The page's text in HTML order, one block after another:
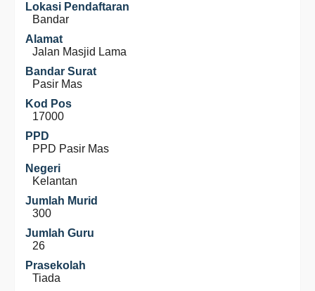
Lokasi Pendaftaran
Bandar
Alamat
Jalan Masjid Lama
Bandar Surat
Pasir Mas
Kod Pos
17000
PPD
PPD Pasir Mas
Negeri
Kelantan
Jumlah Murid
300
Jumlah Guru
26
Prasekolah
Tiada